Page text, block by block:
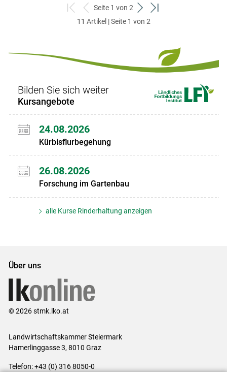
zum
ersten
zurück
zum
Seite 1 von 2
weiter
zum
zum
11 Artikel | Seite 1 von 2
Bilden Sie sich weiter
Kursangebote
24.08.2026
Kürbisflurbegehung
26.08.2026
Forschung im Gartenbau
alle Kurse Rinderhaltung anzeigen
Über uns
© 2026 stmk.lko.at
Landwirtschaftskammer Steiermark
Hamerlinggasse 3, 8010 Graz
Telefon: +43 (0) 316 8050-0